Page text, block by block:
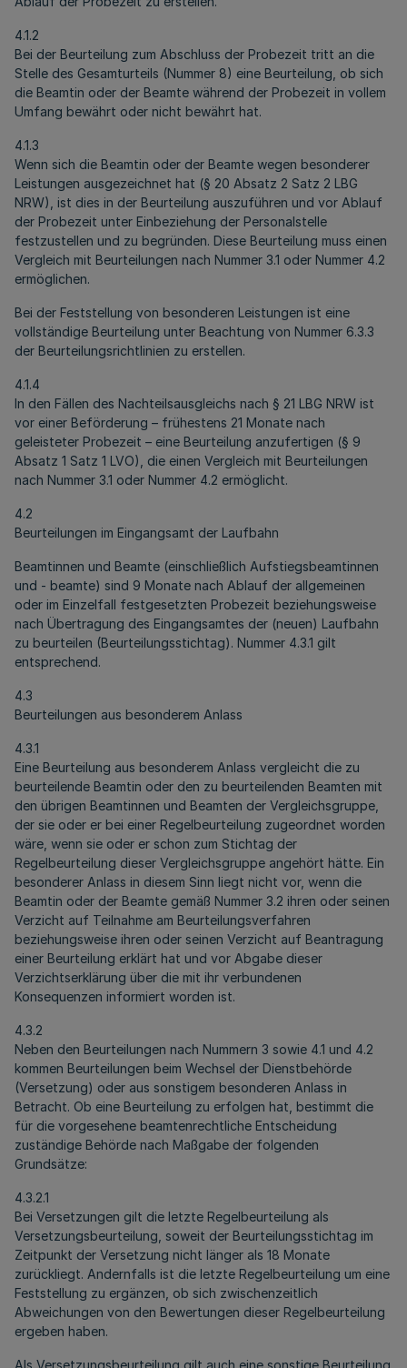
4.1.2
Bei der Beurteilung zum Abschluss der Probezeit tritt an die
Stelle des Gesamturteils (Nummer 8) eine Beurteilung, ob sich
die Beamtin oder der Beamte während der Probezeit in vollem
Umfang bewährt oder nicht bewährt hat.
4.1.3
Wenn sich die Beamtin oder der Beamte wegen besonderer
Leistungen ausgezeichnet hat (§ 20 Absatz 2 Satz 2 LBG
NRW), ist dies in der Beurteilung auszuführen und vor Ablauf
der Probezeit unter Einbeziehung der Personalstelle
festzustellen und zu begründen. Diese Beurteilung muss einen
Vergleich mit Beurteilungen nach Nummer 3.1 oder Nummer 4.2
ermöglichen.
Bei der Feststellung von besonderen Leistungen ist eine
vollständige Beurteilung unter Beachtung von Nummer 6.3.3
der Beurteilungsrichtlinien zu erstellen.
4.1.4
In den Fällen des Nachteilsausgleichs nach § 21 LBG NRW ist
vor einer Beförderung – frühestens 21 Monate nach
geleisteter Probezeit – eine Beurteilung anzufertigen (§ 9
Absatz 1 Satz 1 LVO), die einen Vergleich mit Beurteilungen
nach Nummer 3.1 oder Nummer 4.2 ermöglicht.
4.2
Beurteilungen im Eingangsamt der Laufbahn
Beamtinnen und Beamte (einschließlich Aufstiegsbeamtinnen
und - beamte) sind 9 Monate nach Ablauf der allgemeinen
oder im Einzelfall festgesetzten Probezeit beziehungsweise
nach Übertragung des Eingangsamtes der (neuen) Laufbahn
zu beurteilen (Beurteilungsstichtag). Nummer 4.3.1 gilt
entsprechend.
4.3
Beurteilungen aus besonderem Anlass
4.3.1
Eine Beurteilung aus besonderem Anlass vergleicht die zu
beurteilende Beamtin oder den zu beurteilenden Beamten mit
den übrigen Beamtinnen und Beamten der Vergleichsgruppe,
der sie oder er bei einer Regelbeurteilung zugeordnet worden
wäre, wenn sie oder er schon zum Stichtag der
Regelbeurteilung dieser Vergleichsgruppe angehört hätte. Ein
besonderer Anlass in diesem Sinn liegt nicht vor, wenn die
Beamtin oder der Beamte gemäß Nummer 3.2 ihren oder seinen
Verzicht auf Teilnahme am Beurteilungsverfahren
beziehungsweise ihren oder seinen Verzicht auf Beantragung
einer Beurteilung erklärt hat und vor Abgabe dieser
Verzichtserklärung über die mit ihr verbundenen
Konsequenzen informiert worden ist.
4.3.2
Neben den Beurteilungen nach Nummern 3 sowie 4.1 und 4.2
kommen Beurteilungen beim Wechsel der Dienstbehörde
(Versetzung) oder aus sonstigem besonderen Anlass in
Betracht. Ob eine Beurteilung zu erfolgen hat, bestimmt die
für die vorgesehene beamtenrechtliche Entscheidung
zuständige Behörde nach Maßgabe der folgenden
Grundsätze:
4.3.2.1
Bei Versetzungen gilt die letzte Regelbeurteilung als
Versetzungsbeurteilung, soweit der Beurteilungsstichtag im
Zeitpunkt der Versetzung nicht länger als 18 Monate
zurückliegt. Andernfalls ist die letzte Regelbeurteilung um eine
Feststellung zu ergänzen, ob sich zwischenzeitlich
Abweichungen von den Bewertungen dieser Regelbeurteilung
ergeben haben.
Als Versetzungsbeurteilung gilt auch eine sonstige Beurteilung